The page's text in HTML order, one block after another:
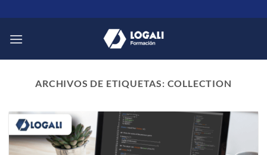
al
contenido
ARCHIVOS DE ETIQUETAS: COLLECTION